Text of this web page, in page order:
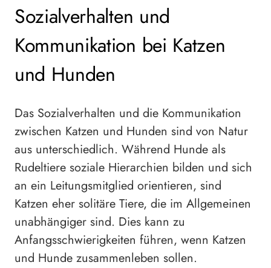
Sozialverhalten und
Kommunikation bei Katzen
und Hunden
Das Sozialverhalten und die Kommunikation
zwischen Katzen und Hunden sind von Natur
aus unterschiedlich. Während Hunde als
Rudeltiere soziale Hierarchien bilden und sich
an ein Leitungsmitglied orientieren, sind
Katzen eher solitäre Tiere, die im Allgemeinen
unabhängiger sind. Dies kann zu
Anfangsschwierigkeiten führen, wenn Katzen
und Hunde zusammenleben sollen.